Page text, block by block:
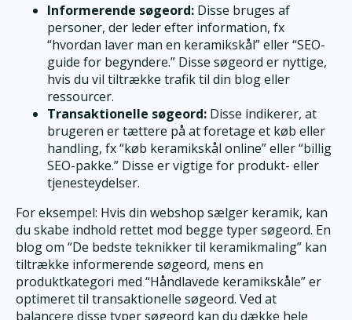
Informerende søgeord: Disse bruges af
personer, der leder efter information, fx
“hvordan laver man en keramikskål” eller “SEO-
guide for begyndere.” Disse søgeord er nyttige,
hvis du vil tiltrække trafik til din blog eller
ressourcer.
Transaktionelle søgeord: Disse indikerer, at
brugeren er tættere på at foretage et køb eller
handling, fx “køb keramikskål online” eller “billig
SEO-pakke.” Disse er vigtige for produkt- eller
tjenesteydelser.
For eksempel: Hvis din webshop sælger keramik, kan
du skabe indhold rettet mod begge typer søgeord. En
blog om “De bedste teknikker til keramikmaling” kan
tiltrække informerende søgeord, mens en
produktkategori med “Håndlavede keramikskåle” er
optimeret til transaktionelle søgeord. Ved at
balancere disse typer søgeord kan du dække hele